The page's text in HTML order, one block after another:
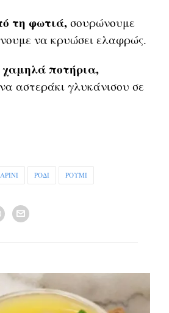
τη φωτιά,σουρώνουμε
να κρυώσει ελαφρώς.
ποτήρια,
αστεράκι γλυκάνισου σε
ΡΟΔΙ ΡΟΥΜΙ